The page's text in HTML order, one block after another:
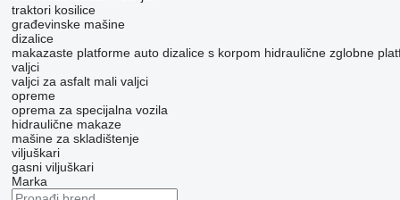
traktori kosilice
građevinske mašine
dizalice
makazaste platforme auto dizalice s korpom hidraulične zglobne
valjci
valjci za asfalt mali valjci
opreme
oprema za specijalna vozila
hidraulične makaze
mašine za skladištenje
viljuškari
gasni viljuškari
Marka